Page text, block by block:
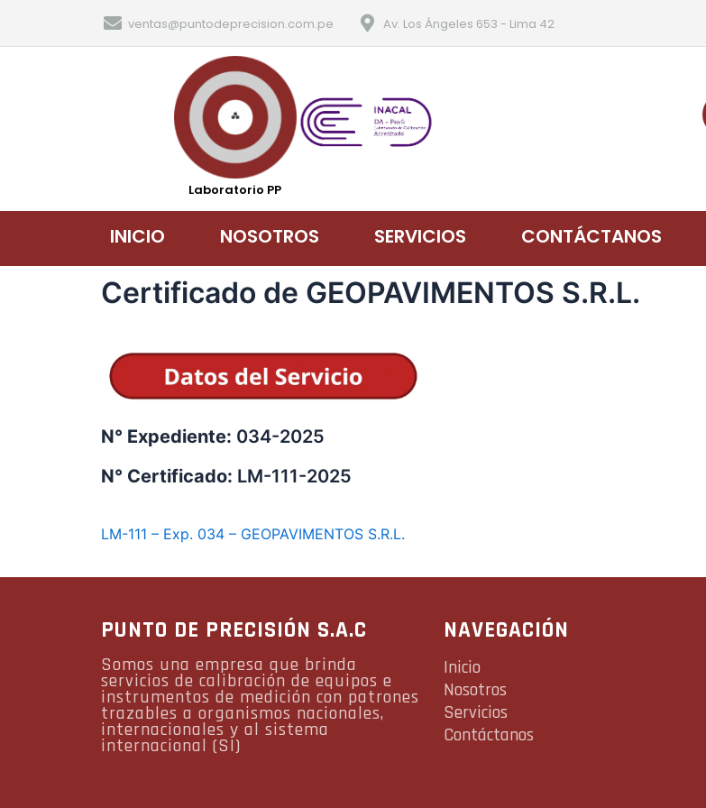
ventas@puntodeprecision.com.pe Av. Los Ángeles 653 - Lima 42
Laboratorio PP
INICIO NOSOTROS SERVICIOS CONTÁCTANOS
Certificado de GEOPAVIMENTOS S.R.L.
N° Expediente: 034-2025
N° Certificado: LM-111-2025
LM-111 – Exp. 034 – GEOPAVIMENTOS S.R.L.
PUNTO DE PRECISIÓN S.A.C
Somos una empresa que brinda
servicios de calibración de equipos e
instrumentos de medición con patrones
trazables a organismos nacionales,
internacionales y al sistema
internacional (SI)
NAVEGACIÓN
Inicio
Nosotros
Servicios
Contáctanos